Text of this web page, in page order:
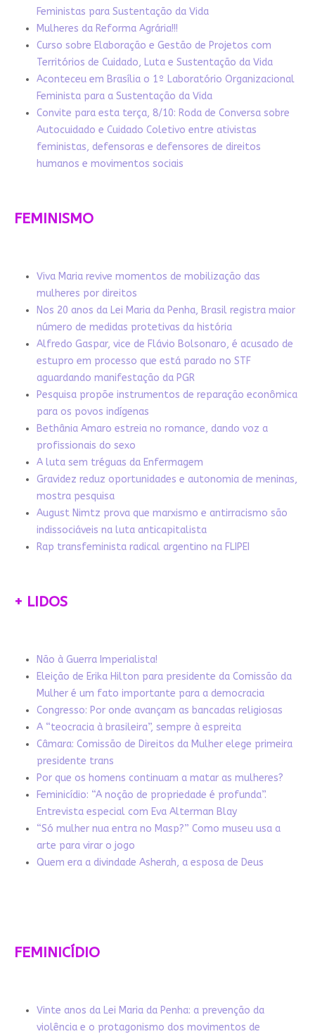
Feministas para Sustentação da Vida
Mulheres da Reforma Agrária!!!
Curso sobre Elaboração e Gestão de Projetos com
Territórios de Cuidado, Luta e Sustentação da Vida
Aconteceu em Brasília o 1º Laboratório Organizacional
Feminista para a Sustentação da Vida
Convite para esta terça, 8/10: Roda de Conversa sobre
Autocuidado e Cuidado Coletivo entre ativistas
feministas, defensoras e defensores de direitos
humanos e movimentos sociais
FEMINISMO
Viva Maria revive momentos de mobilização das
mulheres por direitos
Nos 20 anos da Lei Maria da Penha, Brasil registra maior
número de medidas protetivas da história
Alfredo Gaspar, vice de Flávio Bolsonaro, é acusado de
estupro em processo que está parado no STF
aguardando manifestação da PGR
Pesquisa propõe instrumentos de reparação econômica
para os povos indígenas
Bethânia Amaro estreia no romance, dando voz a
profissionais do sexo
A luta sem tréguas da Enfermagem
Gravidez reduz oportunidades e autonomia de meninas,
mostra pesquisa
August Nimtz prova que marxismo e antirracismo são
indissociáveis na luta anticapitalista
Rap transfeminista radical argentino na FLIPEI
+ LIDOS
Não à Guerra Imperialista!
Eleição de Erika Hilton para presidente da Comissão da
Mulher é um fato importante para a democracia
Congresso: Por onde avançam as bancadas religiosas
A “teocracia à brasileira”, sempre à espreita
Câmara: Comissão de Direitos da Mulher elege primeira
presidente trans
Por que os homens continuam a matar as mulheres?
Feminicídio: “A noção de propriedade é profunda”.
Entrevista especial com Eva Alterman Blay
“Só mulher nua entra no Masp?” Como museu usa a
arte para virar o jogo
Quem era a divindade Asherah, a esposa de Deus
FEMINICÍDIO
Vinte anos da Lei Maria da Penha: a prevenção da
violência e o protagonismo dos movimentos de